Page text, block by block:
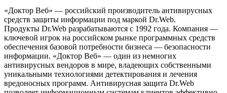
«Доктор Веб» — российский производитель антивирусных
средств защиты информации под маркой Dr.Web.
Продукты Dr.Web разрабатываются с 1992 года. Компания —
ключевой игрок на российском рынке программных средств
обеспечения базовой потребности бизнеса — безопасности
информации. «Доктор Веб» — один из немногих
антивирусных вендоров в мире, владеющих собственными
уникальными технологиями детектирования и лечения
вредоносных программ. Антивирусная защита Dr.Web